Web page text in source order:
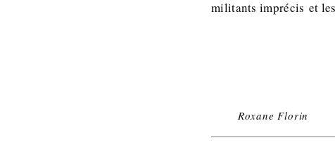
militants imprécis et
Roxane Florin